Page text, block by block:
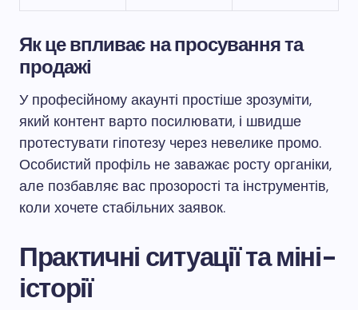
Як це впливає на просування та
продажі
У професійному акаунті простіше зрозуміти,
який контент варто посилювати, і швидше
протестувати гіпотезу через невелике промо.
Особистий профіль не заважає росту органіки,
але позбавляє вас прозорості та інструментів,
коли хочете стабільних заявок.
Практичні ситуації та міні-
історії